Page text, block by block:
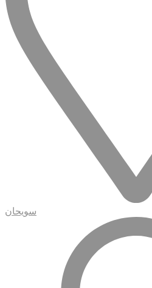
سويحان